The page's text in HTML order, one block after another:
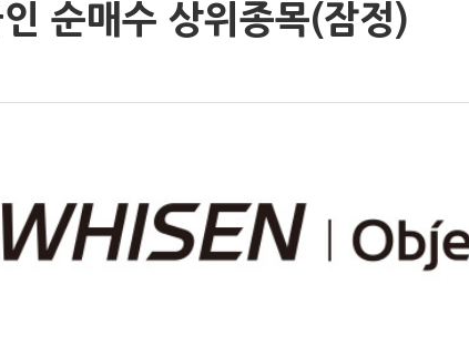
순매수 상위종목(잠정)